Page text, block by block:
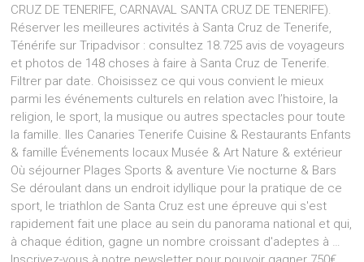
CRUZ DE TENERIFE, CARNAVAL SANTA CRUZ DE TENERIFE).
Réserver les meilleures activités à Santa Cruz de Tenerife,
Ténérife sur Tripadvisor : consultez 18.725 avis de voyageurs
et photos de 148 choses à faire à Santa Cruz de Tenerife.
Filtrer par date. Choisissez ce qui vous convient le mieux
parmi les événements culturels en relation avec l’histoire, la
religion, le sport, la musique ou autres spectacles pour toute
la famille. Iles Canaries Tenerife Cuisine & Restaurants Enfants
& famille Événements locaux Musée & Art Nature & extérieur
Où séjourner Plages Sports & aventure Vie nocturne & Bars
Se déroulant dans un endroit idyllique pour la pratique de ce
sport, le triathlon de Santa Cruz est une épreuve qui s'est
rapidement fait une place au sein du panorama national et qui,
à chaque édition, gagne un nombre croissant d'adeptes à …